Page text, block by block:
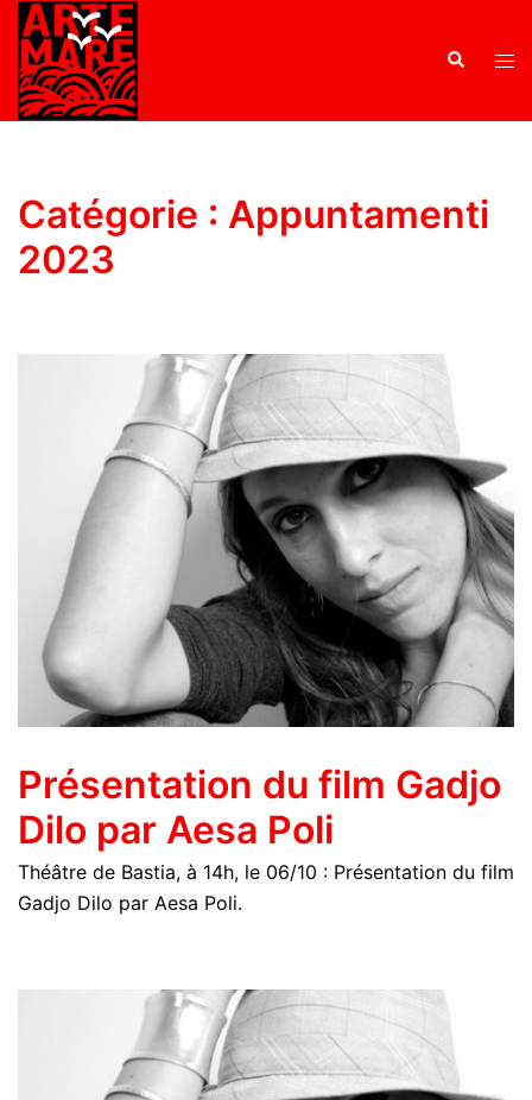
Catégorie : Appuntamenti
2023
Présentation du film Gadjo
Dilo par Aesa Poli
Théâtre de Bastia, à 14h, le 06/10 : Présentation du film
Gadjo Dilo par Aesa Poli.